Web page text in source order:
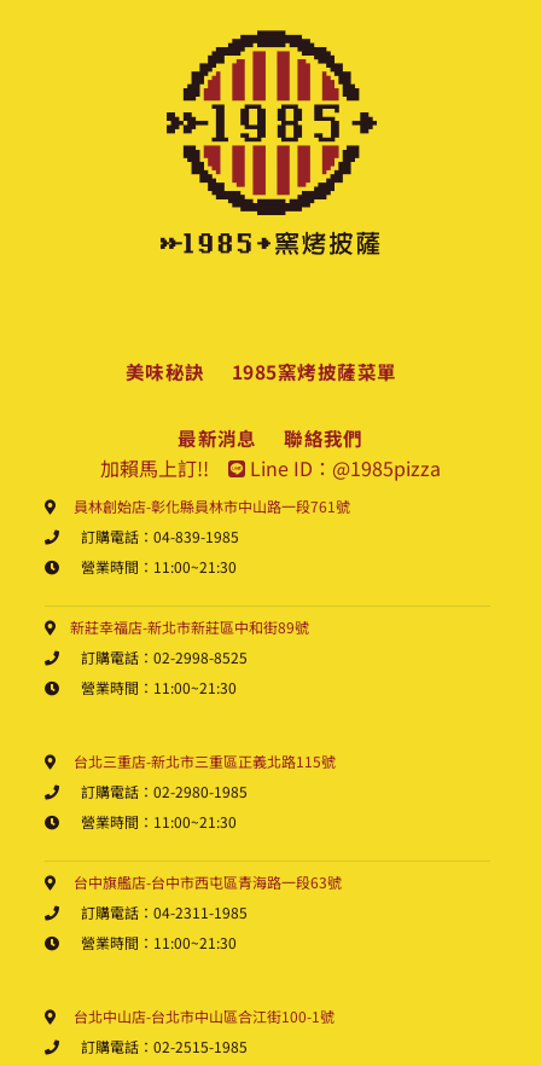
美味秘訣 1985窯烤披薩菜單
最新消息 聯絡我們
加賴馬上訂!! Line ID：@1985pizza
員林創始店-彰化縣員林市中山路一段761號
訂購電話：04-839-1985
營業時間：11:00~21:30
新莊幸福店-新北市新莊區中和街89號
訂購電話：02-2998-8525
營業時間：11:00~21:30
台北三重店-新北市三重區正義北路115號
訂購電話：02-2980-1985
營業時間：11:00~21:30
台中旗艦店-台中市西屯區青海路一段63號
訂購電話：04-2311-1985
營業時間：11:00~21:30
台北中山店-台北市中山區合江街100-1號
訂購電話：02-2515-1985